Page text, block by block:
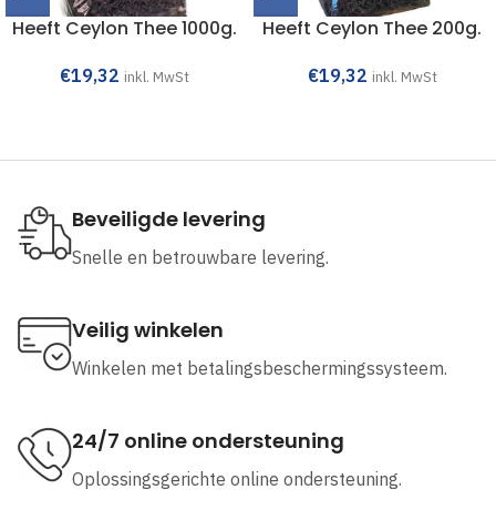
Heeft Ceylon Thee 1000g.
€19,32 inkl. MwSt
Heeft Ceylon Thee 200g.
€19,32 inkl. MwSt
Beveiligde levering
Snelle en betrouwbare levering.
Veilig winkelen
Winkelen met betalingsbeschermingssysteem.
24/7 online ondersteuning
Oplossingsgerichte online ondersteuning.